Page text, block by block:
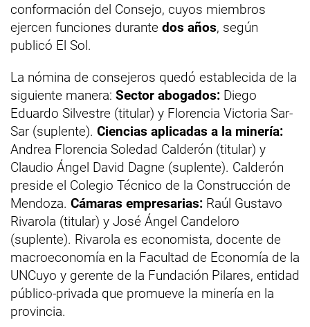
conformación del Consejo, cuyos miembros
ejercen funciones durante dos años, según
publicó El Sol.
La nómina de consejeros quedó establecida de la
siguiente manera: Sector abogados: Diego
Eduardo Silvestre (titular) y Florencia Victoria Sar-
Sar (suplente). Ciencias aplicadas a la minería:
Andrea Florencia Soledad Calderón (titular) y
Claudio Ángel David Dagne (suplente). Calderón
preside el Colegio Técnico de la Construcción de
Mendoza. Cámaras empresarias: Raúl Gustavo
Rivarola (titular) y José Ángel Candeloro
(suplente). Rivarola es economista, docente de
macroeconomía en la Facultad de Economía de la
UNCuyo y gerente de la Fundación Pilares, entidad
público-privada que promueve la minería en la
provincia.